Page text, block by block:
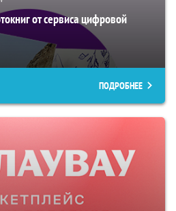
от сервиса цифровой
ПОДРОБНЕЕ